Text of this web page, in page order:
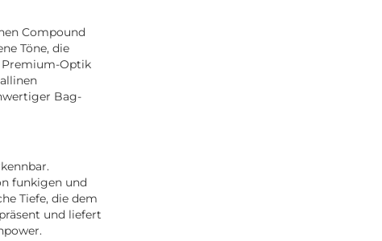
Compound
Töne, die
Optik
Bag-
funkigen und
Tiefe, die dem
und liefert